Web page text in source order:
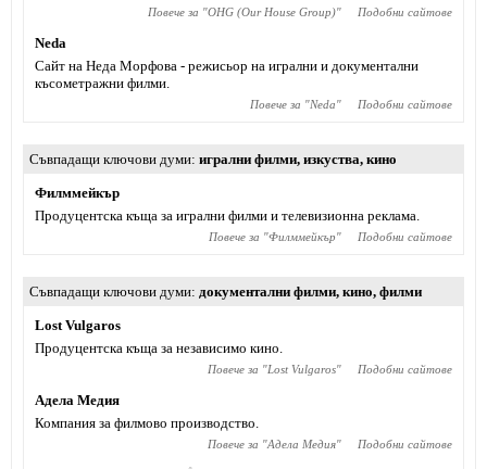
Повече за "OHG (Our House Group)" Подобни сайтове
Neda
Сайт на Неда Морфова - режисьор на игрални и документални
късометражни филми.
Повече за "Neda" Подобни сайтове
Съвпадащи ключови думи игрални филми, изкуства, кино
Филммейкър
Продуцентска къща за игрални филми и телевизионна реклама.
Повече за "Филммейкър" Подобни сайтове
Съвпадащи ключови думи документални филми, кино, филми
Lost Vulgaros
Продуцентска къща за независимо кино.
Повече за "Lost Vulgaros" Подобни сайтове
Адела Медия
Компания за филмово производство.
Повече за "Адела Медия" Подобни сайтове